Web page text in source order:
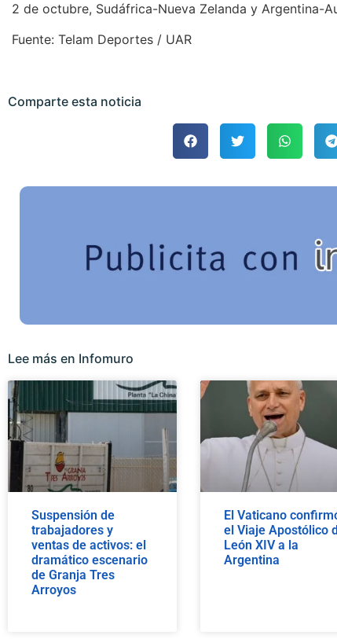
2 de octubre, Sudáfrica-Nueva Zelanda y Argentina-
Fuente: Telam Deportes / UAR
Comparte esta noticia
Lee más en Infomuro
Suspensión de
trabajadores y
ventas de activos: el
dramático escenario
de Granja Tres
Arroyos
El Vaticano
el Viaje Apostólico
León XIV a la
Argentina